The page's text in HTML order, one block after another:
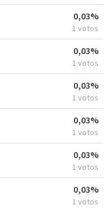
0,03%
1 votos
0,03%
1 votos
0,03%
1 votos
0,03%
1 votos
0,03%
1 votos
0,03%
1 votos